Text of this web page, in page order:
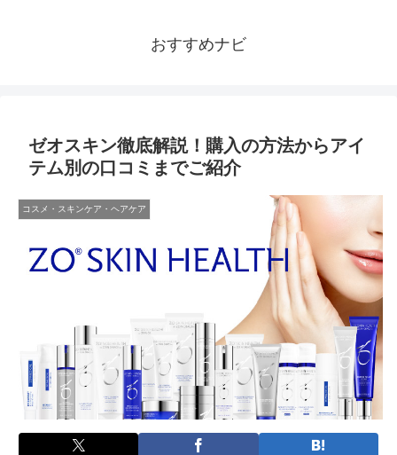
おすすめナビ
ゼオスキン徹底解説！購入の方法からアイ
テム別の口コミまでご紹介
コスメ・スキンケア・ヘアケア